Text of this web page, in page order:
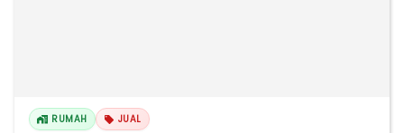
RUMAH JUAL